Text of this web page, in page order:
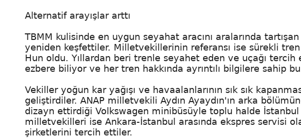
Alternatif arayışlar arttı
TBMM kulisinde en uygun seyahat aracını aralarında
yeniden keşfettiler. Milletvekillerinin referansı ise sürekli
Hun oldu. Yıllardan beri trenle seyahet eden ve uçağı
ezbere biliyor ve her tren hakkında ayrıntılı bilgilere sahip
Vekiller yoğun kar yağışı ve havaalanlarının sık sık
geliştirdiler. ANAP milletvekili Aydın Ayaydın'ın arka
dizayn ettirdiği Volkswagen minibüsüyle toplu halde İstanbul
milletvekilleri ise Ankara-İstanbul arasında ekspres servisi
şirketlerini tercih ettiler.